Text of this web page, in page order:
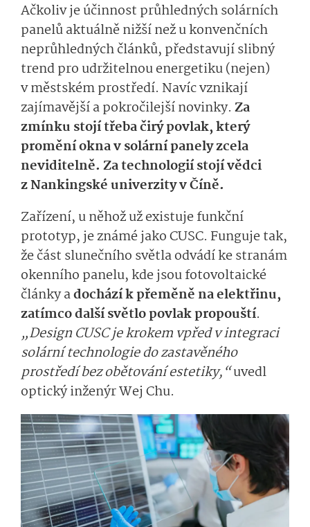
Ačkoliv je účinnost průhledných solárních
panelů aktuálně nižší než u konvenčních
neprůhledných článků, předsta­vují slibný
trend pro udržitelnou energetiku (nejen)
v městském prostředí. Navíc vznikají
zajímavější a pokročilejší novinky. Za
zmínku stojí třeba čirý povlak, který
promění okna v solární panely zcela
neviditelně. Za technologií stojí vědci
z Nankingské univerzity v Číně.
Zařízení, u něhož už existuje funkční
prototyp, je známé jako CUSC. Funguje tak,
že část slunečního světla odvádí ke stranám
okenního panelu, kde jsou fotovoltaické
články adochází k přeměně na elektřinu,
zatímco další světlo povlak propouští.
„Design CUSC je krokem vpřed v integraci
solární technologie do zastavěného
prostředí bez obětování estetiky,“uvedl
optický inženýr Wej Chu.